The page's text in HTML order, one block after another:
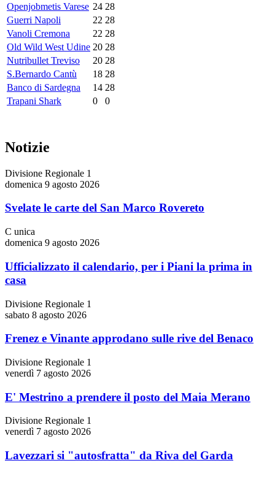
Openjobmetis Varese 24 28
Guerri Napoli
22 28
Vanoli Cremona
22 28
Old Wild West Udine 20 28
Nutribullet Treviso
20 28
S.Bernardo Cantù
18 28
Banco di Sardegna
14 28
Trapani Shark
0 0
Notizie
Divisione Regionale 1
domenica 9 agosto 2026
Svelate le carte del San Marco Rovereto
C unica
domenica 9 agosto 2026
Ufficializzato il calendario, per i Piani la prima in
casa
Divisione Regionale 1
sabato 8 agosto 2026
Frenez e Vinante approdano sulle rive del Benaco
Divisione Regionale 1
venerdì 7 agosto 2026
E' Mestrino a prendere il posto del Maia Merano
Divisione Regionale 1
venerdì 7 agosto 2026
Lavezzari si "autosfratta" da Riva del Garda